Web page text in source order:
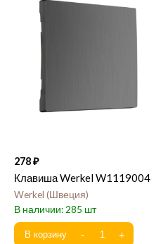
278
Клавиша Werkel W1119004
Werkel Швеция
285